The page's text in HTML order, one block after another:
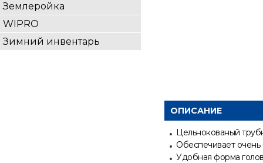
Землеройка
WIPRO
Зимний инвентарь
ОПИСАНИЕ
Цельнокованый
Обеспечивает
Удобная форма